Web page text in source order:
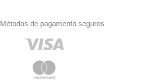
Métodos de pagamento seguros